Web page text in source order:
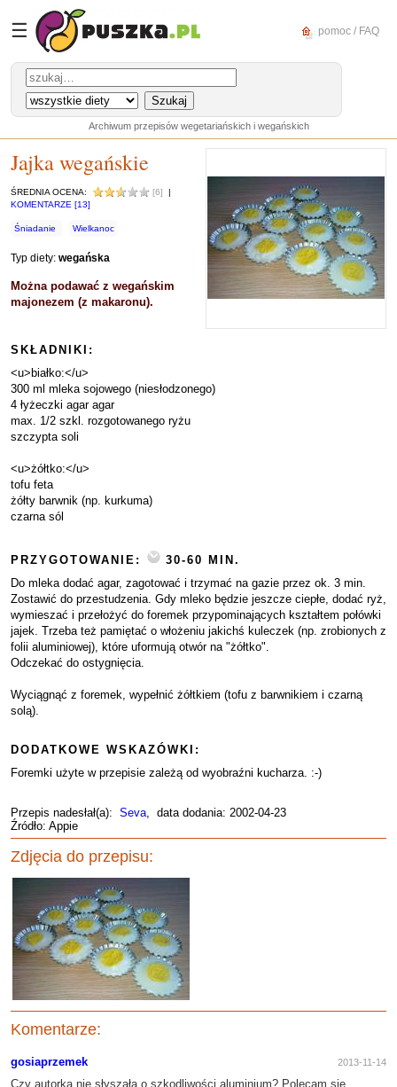
☰ pomoc / FAQ
Archiwum przepisów wegetariańskich i wegańskich
Jajka wegańskie
ŚREDNIA OCENA: [6]
|
KOMENTARZE [13]
Śniadanie Wielkanoc
Typ diety: wegańska
Można podawać z wegańskim
majonezem (z makaronu).
SKŁADNIKI:
<u>białko:</u>
300 ml mleka sojowego (niesłodzonego)
4 łyżeczki agar agar
max. 1/2 szkl. rozgotowanego ryżu
szczypta soli
<u>żółtko:</u>
tofu feta
żółty barwnik (np. kurkuma)
czarna sól
PRZYGOTOWANIE:
30-60 MIN.
Do mleka dodać agar, zagotować i trzymać na gazie przez ok. 3 min.
Zostawić do przestudzenia. Gdy mleko będzie jeszcze ciepłe, dodać ryż,
wymieszać i przełożyć do foremek przypominających kształtem połówki
jajek. Trzeba też pamiętać o włożeniu jakichś kuleczek (np. zrobionych z
folii aluminiowej), które uformują otwór na "żółtko".
Odczekać do ostygnięcia.
Wyciągnąć z foremek, wypełnić żółtkiem (tofu z barwnikiem i czarną
solą).
DODATKOWE WSKAZÓWKI:
Foremki użyte w przepisie zależą od wyobraźni kucharza. :-)
Przepis nadesłał(a): Seva, data dodania: 2002-04-23
Źródło: Appie
Zdjęcia do przepisu:
Komentarze:
gosiaprzemek 2013-11-14
Czy autorka nie słyszała o szkodliwości aluminium? Polecam się